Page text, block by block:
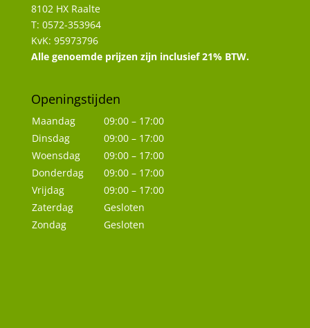
8102 HX Raalte
T: 0572-353964
KvK: 95973796
Alle genoemde prijzen zijn inclusief 21% BTW.
Openingstijden
Maandag
09:00 – 17:00
Dinsdag
09:00 – 17:00
Woensdag
09:00 – 17:00
Donderdag
09:00 – 17:00
Vrijdag
09:00 – 17:00
Zaterdag
Gesloten
Zondag
Gesloten